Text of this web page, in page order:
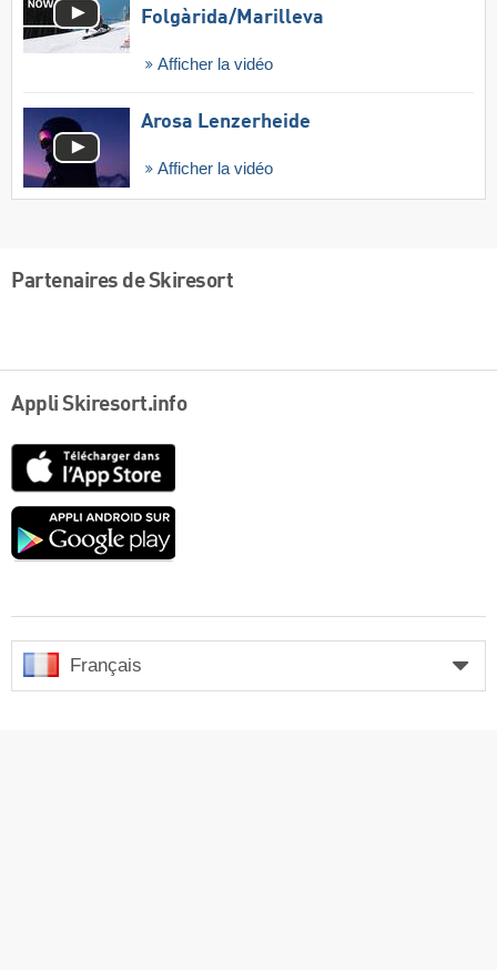
Folgàrida/​Marilleva
Afficher la vidéo
Arosa Lenzerheide
Afficher la vidéo
Partenaires de Skiresort
Appli Skiresort.info
Google
Français